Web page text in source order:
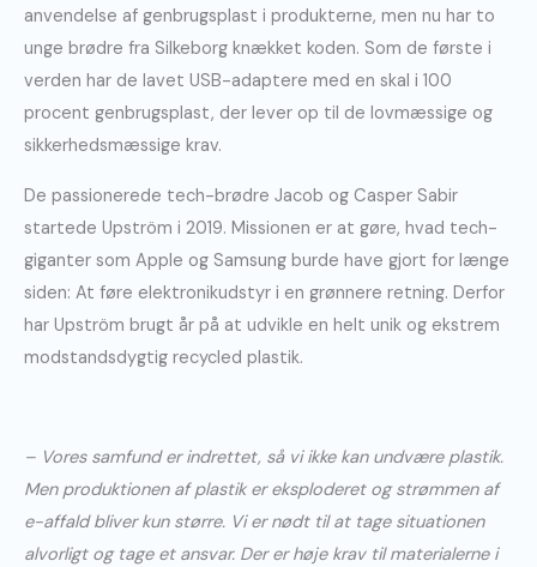
anvendelse af genbrugsplast i produkterne, men nu har to
unge brødre fra Silkeborg knækket koden. Som de første i
verden har de lavet USB-adaptere med en skal i 100
procent genbrugsplast, der lever op til de lovmæssige og
sikkerhedsmæssige krav.
De passionerede tech-brødre Jacob og Casper Sabir
startede Upström i 2019. Missionen er at gøre, hvad tech-
giganter som Apple og Samsung burde have gjort for længe
siden: At føre elektronikudstyr i en grønnere retning. Derfor
har Upström brugt år på at udvikle en helt unik og ekstrem
modstandsdygtig recycled plastik.
– Vores samfund er indrettet, så vi ikke kan undvære plastik.
Men produktionen af plastik er eksploderet og strømmen af
e-affald bliver kun større. Vi er nødt til at tage situationen
alvorligt og tage et ansvar. Der er høje krav til materialerne i